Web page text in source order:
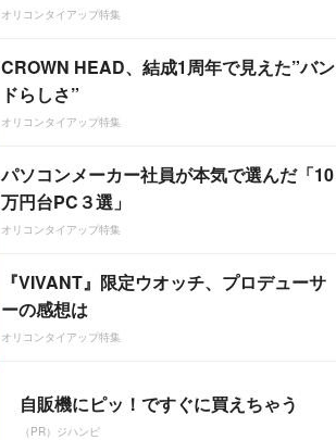
オリコンタイアップ特集
CROWN HEAD、結成1周年で見えた”バン
ドらしさ”
オリコンタイアップ特集
パソコンメーカー社員が本気で選んだ「10
万円台PC３選」
オリコンタイアップ特集
『VIVANT』限定ウオッチ、プロデューサ
ーの感想は
オリコンタイアップ特集
自販機にピッ！ですぐに買えちゃう
（PR）ジハンピ